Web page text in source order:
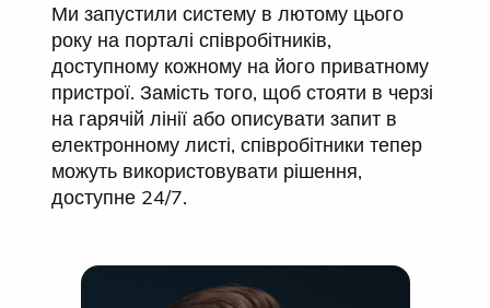
Ми запустили систему в лютому цього
року на порталі співробітників,
доступному кожному на його приватному
пристрої. Замість того, щоб стояти в черзі
на гарячій лінії або описувати запит в
електронному листі, співробітники тепер
можуть використовувати рішення,
доступне 24/7.